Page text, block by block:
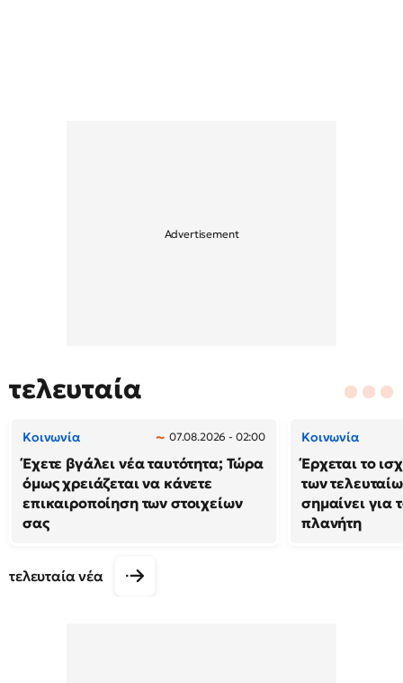
τελευταία
Κοινωνία 07.08.2026 - 02:00
Έχετε βγάλει νέα ταυτότητα; Τώρα
όμως χρειάζεται να κάνετε
επικαιροποίηση των στοιχείων
σας
Κοινωνία
Έρχεται το
των
σημαίνει για
πλανήτη
τελευταία νέα